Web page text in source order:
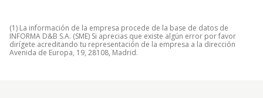
(1) La información de la empresa procede de la base de datos de
INFORMA D&B S.A. (SME) Si aprecias que existe algún error por favor
dirígete acreditando tu representación de la empresa a la dirección
Avenida de Europa, 19, 28108, Madrid.